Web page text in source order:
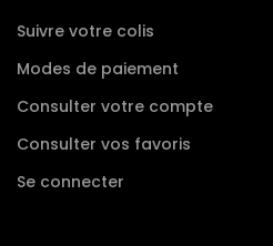
Suivre votre colis
Modes de paiement
Consulter votre compte
Consulter vos favoris
Se connecter